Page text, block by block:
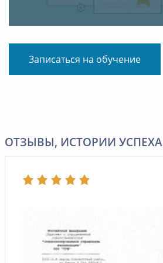
Записаться на обучение
ОТЗЫВЫ, ИСТОРИИ УСПЕХА